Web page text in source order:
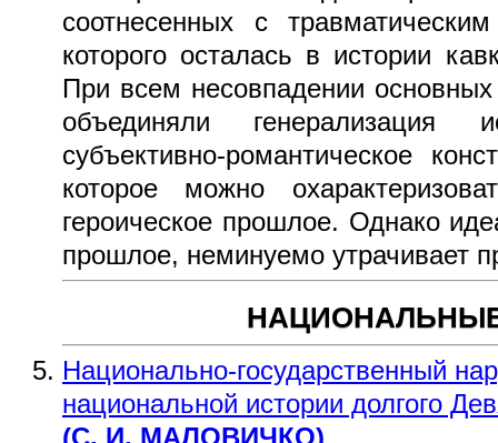
соотнесенных с
которого осталась в истории
При всем несовпадении
объединяли генерализация
субъективно-романтическое
которое можно
героическое прошлое. Однако
прошлое, неминуемо утрачивает
Национально-государственный
национальной истории долгого
(С. И. МАЛОВИЧКО)